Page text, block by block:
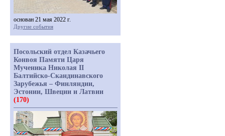
основан 21 мая 2022 г.
Другие события
Посольский отдел Казачьего
Конвоя Памяти Царя
Мученика Николая II
Балтийско-Скандинавского
Зарубежья – Финляндии,
Эстонии, Швеции и Латвии
(170)